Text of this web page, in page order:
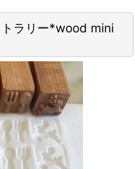
ラリー*wood mini